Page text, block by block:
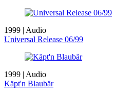
1999 | Audio
Universal Release 06/99
1999 | Audio
Käpt'n Blaubär